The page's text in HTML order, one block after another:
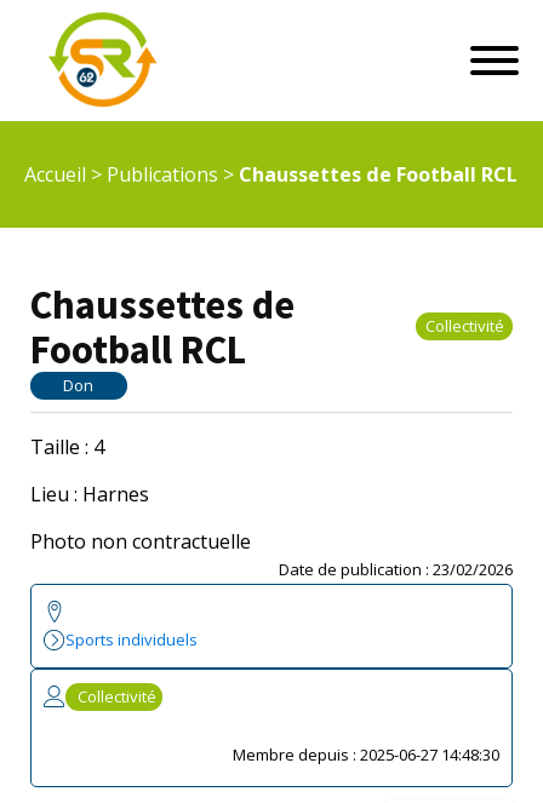
Accueil > Publications > Chaussettes de Football RCL
Chaussettes de
Football RCL
Collectivité
Don
Taille : 4
Lieu : Harnes
Photo non contractuelle
Date de publication :23/02/2026
Sports individuels
Collectivité
Membre depuis : 2025-06-27 14:48:30